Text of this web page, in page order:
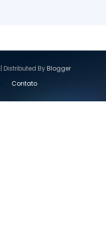
| Distributed ByBlogger
Contato